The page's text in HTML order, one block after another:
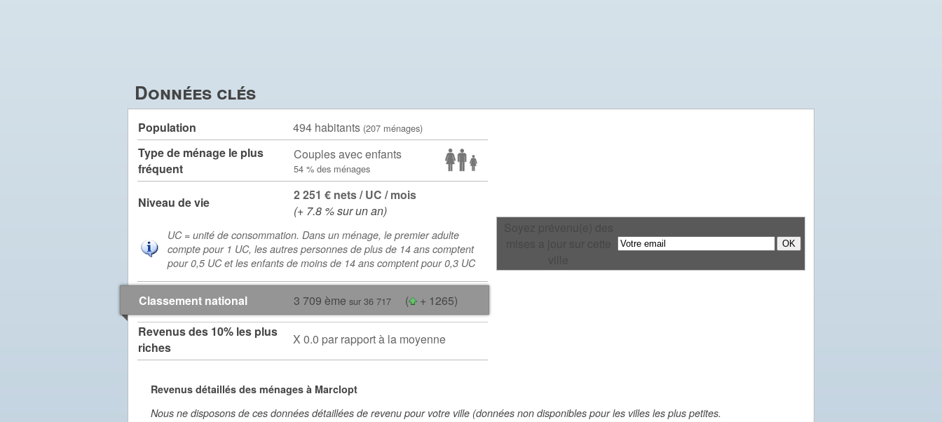
Données clés
Population 494 habitants (207 ménages)
Type de ménage le plus
fréquent
Couples avec enfants
54 % des ménages
Niveau de vie
2 251 € nets / UC / mois
(+ 7.8 % sur un an)
UC = unité de consommation. Dans un ménage, le premier adulte
compte pour 1 UC, les autres personnes de plus de 14 ans comptent
pour 0,5 UC et les enfants de moins de 14 ans comptent pour 0,3 UC
Classement national 3 709 ème sur 36 717 (
+ 1265)
Revenus des 10% les plus
riches
X 0.0 par rapport à la moyenne
Revenus détaillés des ménages à Marclopt
Nous ne disposons de ces données détaillées de revenu pour votre ville (données non disponibles pour les villes les plus petites.